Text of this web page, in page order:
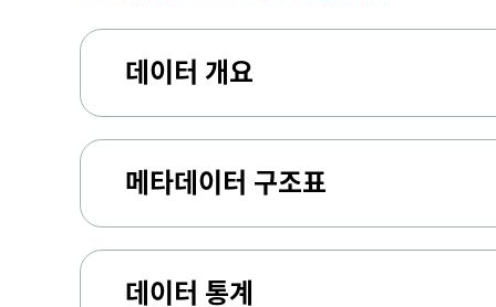
데이터 개요
메타데이터 구조표
데이터 통계